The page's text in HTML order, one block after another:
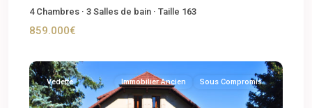
4Chambres · 3 Salles de bain · Taille 163
859.000€
Vedette Immobilier Ancien Sous Compromis